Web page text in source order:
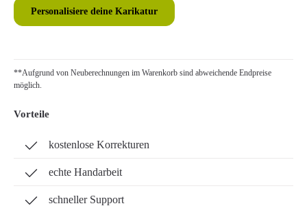
Personalisiere deine Karikatur
**Aufgrund von Neuberechnungen im Warenkorb sind abweichende Endpreise
möglich.
Vorteile
kostenlose Korrekturen
echte Handarbeit
schneller Support